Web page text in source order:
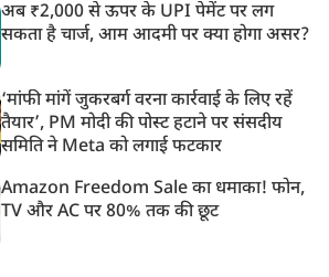
अब ₹2,000 से ऊपर के UPI पेमेंट पर लग
सकता है चार्ज, आम आदमी पर क्या होगा असर?
‘मांफी मांगें जुकरबर्ग वरना कार्रवाई के लिए रहें
तैयार’, PM मोदी की पोस्ट हटाने पर संसदीय
समिति ने Meta को लगाई फटकार
Amazon Freedom Sale का धमाका! फोन,
TV और AC पर 80% तक की छूट